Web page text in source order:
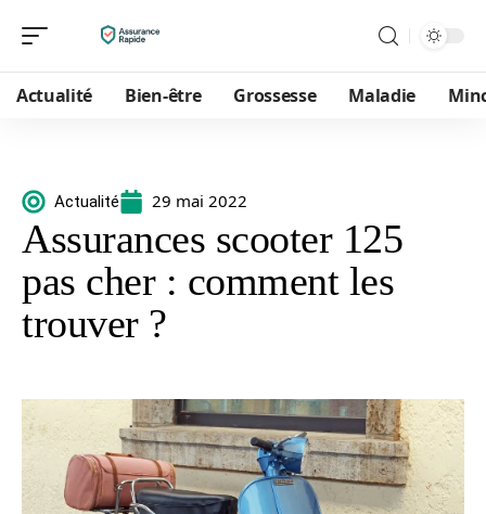
Actualité Bien-être Grossesse Maladie
Actualité 29 mai 2022
Assurances scooter 125
pas cher : comment les
trouver ?